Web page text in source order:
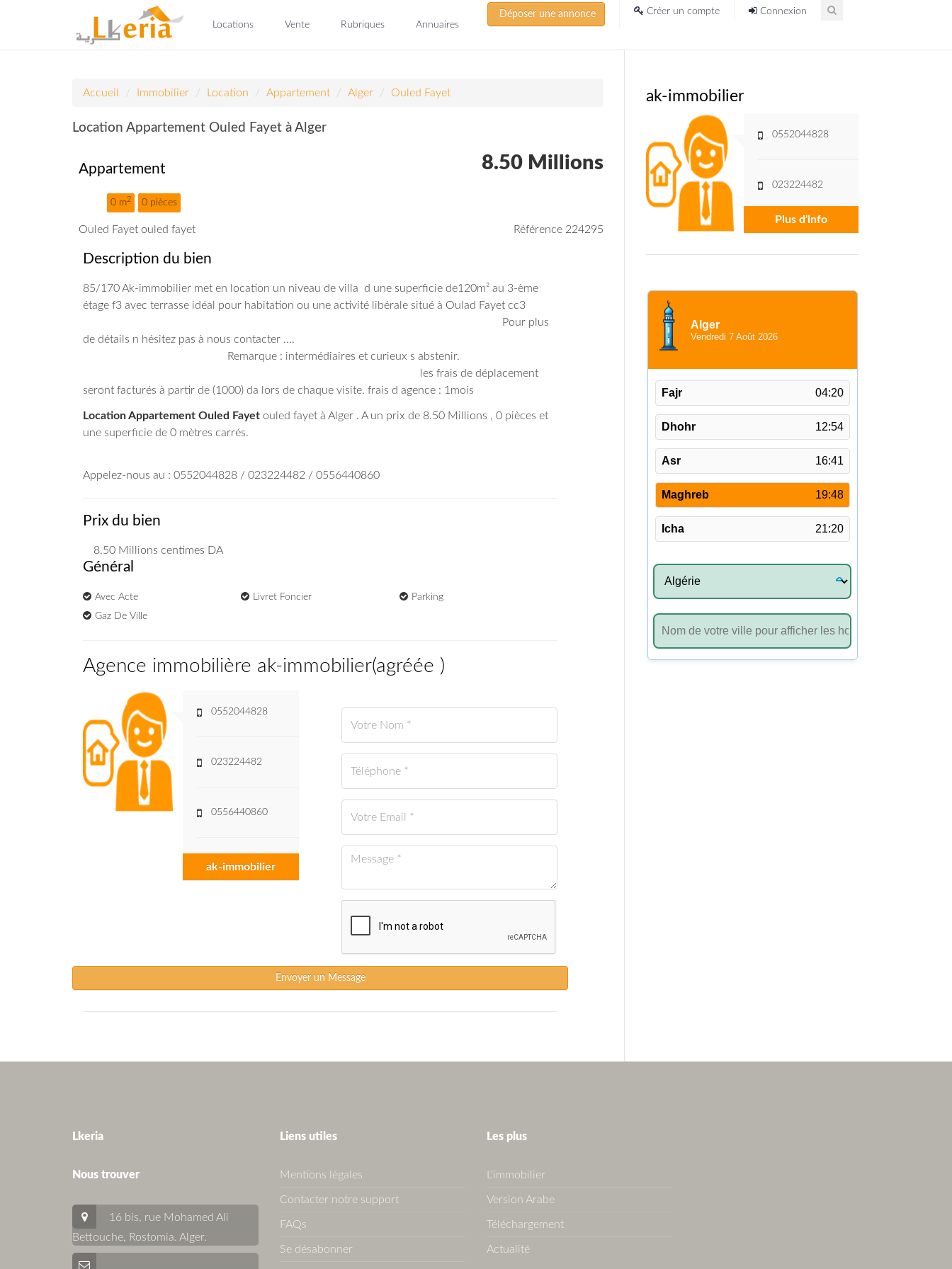
Locations Vente Rubriques Annuaires
Déposer une annonce Créer un compte Connexion
Accueil Immobilier Location Appartement Alger Ouled Fayet
Location Appartement Ouled Fayet à Alger
Appartement
0 m2 0 pièces
8.50 Millions
Ouled Fayet ouled fayet Référence 224295
Description du bien
85/170 Ak-immobilier met en location un niveau de villa d une superficie de120m² au 3-ème
étage f3 avec terrasse idéal pour habitation ou une activité libérale situé à Oulad Fayet cc3
Pour plus
de détails n hésitez pas à nous contacter ....
Remarque : intermédiaires et curieux s abstenir.
les frais de déplacement
seront facturés à partir de (1000) da lors de chaque visite. frais d agence : 1mois
Location Appartement Ouled Fayet ouled fayet à Alger . A un prix de 8.50 Millions , 0 pièces et
une superficie de 0 mètres carrés.
Appelez-nous au : 0552044828 / 023224482 / 0556440860
Prix du bien
8.50 Millions centimes DA
Général
Avec Acte Livret Foncier
Parking
Gaz De Ville
Agence immobilière ak-immobilier(agréée )
0552044828
023224482
0556440860
ak-immobilier
Envoyer un Message
ak-immobilier
0552044828
023224482
Plus d'info
Lkeria
Nous trouver
16 bis, rue Mohamed Ali
Bettouche, Rostomia. Alger.
Liens utiles
Mentions légales
Contacter notre support
FAQs
Se désabonner
Les plus
L'immobilier
Version Arabe
Téléchargement
Actualité